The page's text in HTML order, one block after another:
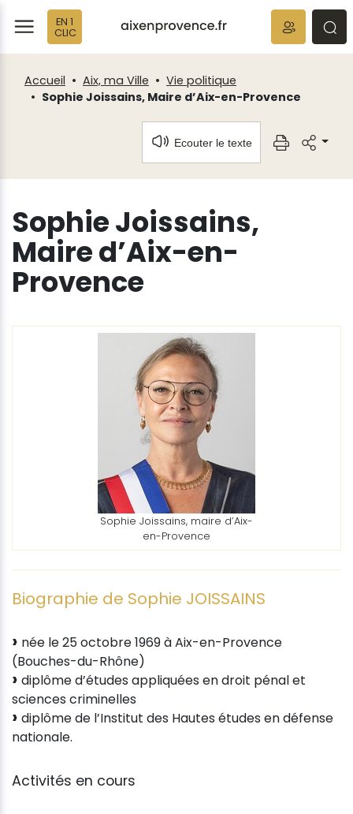
EN 1
CLIC
Accueil Aix, ma Ville
Vie politique
Sophie Joissains, Maire d’Aix-en-Provence
Ecouter le texte
Sophie Joissains,
Maire d’Aix-en-
Provence
Sophie Joissains, maire d’Aix-
en-Provence
Biographie de Sophie JOISSAINS
née le 25 octobre 1969 à Aix-en-Provence
(Bouches-du-Rhône)
diplôme d’études appliquées en droit pénal et
sciences criminelles
diplôme de l’Institut des Hautes études en défense
nationale.
Activités en cours
Fenêtre
de
chat
Panneau de gestion des cookies